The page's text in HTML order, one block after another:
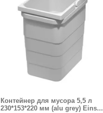
Контейнер для мусора 5,5 л
230*153*220 мм (alu grey) Eins...